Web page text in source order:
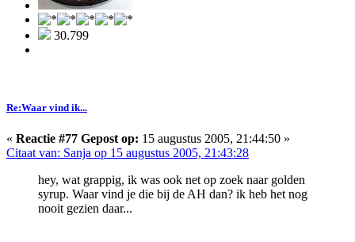
30.799
Re:Waar vind ik...
« Reactie #77 Gepost op: 15 augustus 2005, 21:44:50 »
Citaat van: Sanja op 15 augustus 2005, 21:43:28
hey, wat grappig, ik was ook net op zoek naar golden
syrup. Waar vind je die bij de AH dan? ik heb het nog
nooit gezien daar...